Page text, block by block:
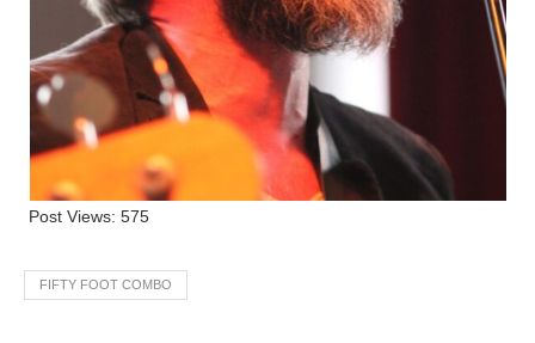
Post Views: 575
FIFTY FOOT COMBO